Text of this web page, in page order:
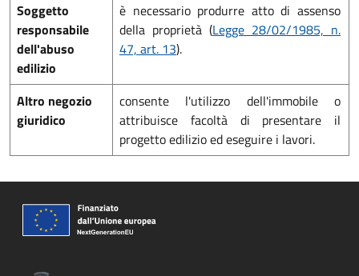
Soggetto
responsabile
dell'abuso
edilizio
è necessario produrre atto di assenso
della proprietà (Legge 28/02/1985, n.
47, art. 13).
Altro negozio
giuridico
consente l'utilizzo dell'immobile o
attribuisce facoltà di presentare il
progetto edilizio ed eseguire i lavori.